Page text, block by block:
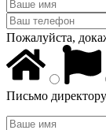
Пожалуйста,
Письмо директору